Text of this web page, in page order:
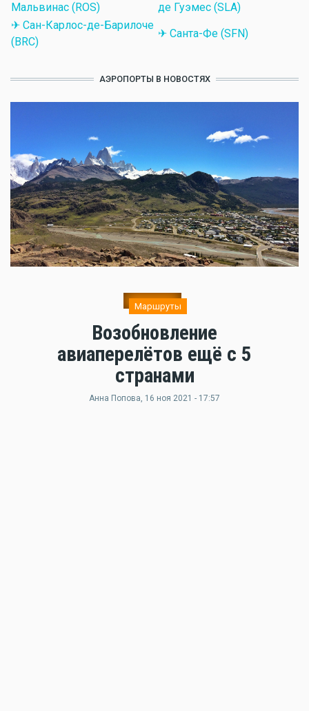
Мальвинас (ROS)
де Гуэмес (SLA)
✈ Сан-Карлос-де-Барилоче
(BRC)
✈ Санта-Фе (SFN)
АЭРОПОРТЫ В НОВОСТЯХ
Маршруты
Возобновление
авиаперелётов ещё с 5
странами
Анна Попова, 16 ноя 2021 - 17:57